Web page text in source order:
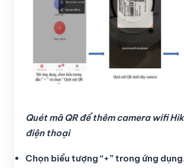
Quét mã QR để thêm camera wifi
điện thoại
Chọn biểu tượng “+” trong ứng